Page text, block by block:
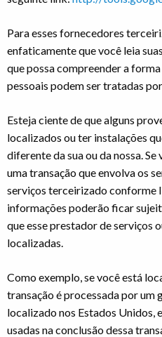
Para esses fornecedores
enfaticamente que você leia
que possa compreender a
pessoais podem ser tratadas
Esteja ciente de que alguns
localizados ou ter instalações
diferente da sua ou da nossa.
uma transação que envolva os
serviços terceirizado conforme
informações poderão ficar
que esse prestador de serviços
localizadas.
Como exemplo, se você está
transação é processada por um
localizado nos Estados Unidos,
usadas na conclusão dessa